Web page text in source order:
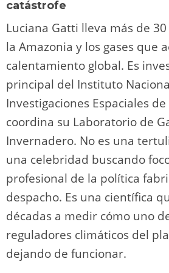
catástrofe
Luciana Gatti lleva más de
la Amazonia y los gases que
calentamiento global. Es
principal del Instituto
Investigaciones Espaciales de
coordina su Laboratorio de
Invernadero. No es una
una celebridad buscando
profesional de la política
despacho. Es una científica
décadas a medir cómo uno
reguladores climáticos del
dejando de funcionar.